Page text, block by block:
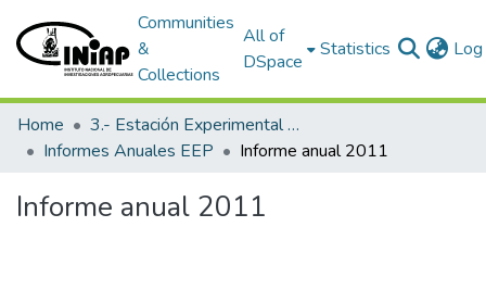
Communities
&
Collections
All of
DSpace
Statistics
Home
3.- Estación Experimental Portoviejo
Informes Anuales EEP
Informe anual 2011
Informe anual 2011